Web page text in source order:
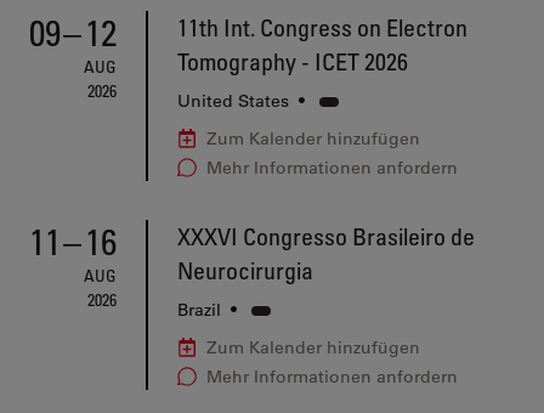
09–12
AUG
2026
11th Int. Congress on Electron
Tomography - ICET 2026
United States •
Zum Kalender hinzufügen
Mehr Informationen anfordern
11–16
AUG
2026
XXXVI Congresso Brasileiro de
Neurocirurgia
Brazil •
Zum Kalender hinzufügen
Mehr Informationen anfordern